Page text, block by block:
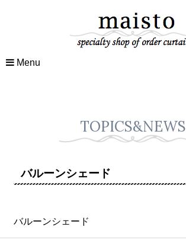
Menu
TOPICS&NEWS
バルーンシェード
バルーンシェード